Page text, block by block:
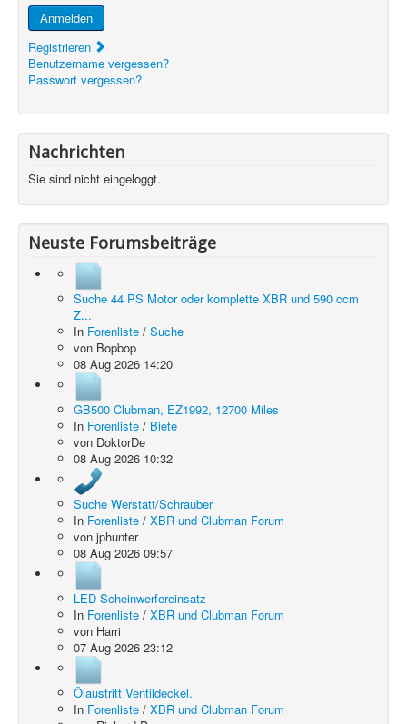
Anmelden
Registrieren
Benutzername vergessen?
Passwort vergessen?
Nachrichten
Sie sind nicht eingeloggt.
Neuste Forumsbeiträge
Suche 44 PS Motor oder komplette XBR und 590 ccm
Z...
In Forenliste / Suche
von Bopbop
08 Aug 2026 14:20
GB500 Clubman, EZ1992, 12700 Miles
In Forenliste / Biete
von DoktorDe
08 Aug 2026 10:32
Suche Werstatt/Schrauber
In Forenliste / XBR und Clubman Forum
von jphunter
08 Aug 2026 09:57
LED Scheinwerfereinsatz
In Forenliste / XBR und Clubman Forum
von Harri
07 Aug 2026 23:12
Ölaustritt Ventildeckel.
In Forenliste / XBR und Clubman Forum